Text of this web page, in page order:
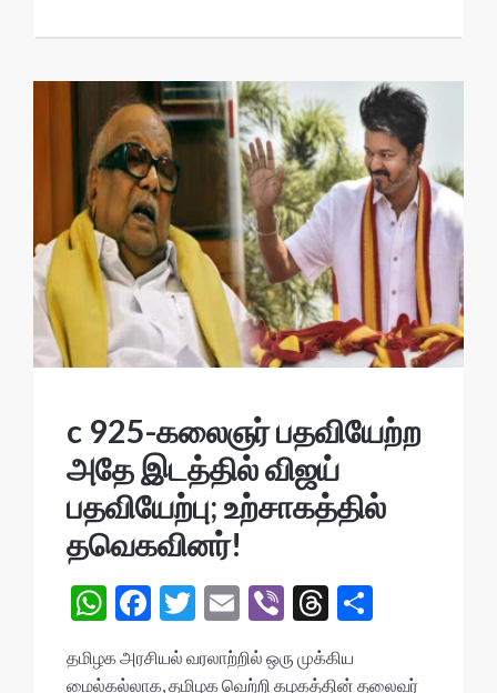
c 925-கலைஞர் பதவியேற்ற
அதே இடத்தில் விஜய்
பதவியேற்பு; உற்சாகத்தில்
தவெகவினர்!
W
at
F
ac
e
T
itt
E
m
ai
Vi
er
T
ea ar
தமிழக அரசியல் வரலாற்றில் ஒரு முக்கிய
மைல்கல்லாக, தமிழக வெற்றி கழகத்தின் தலைவர்